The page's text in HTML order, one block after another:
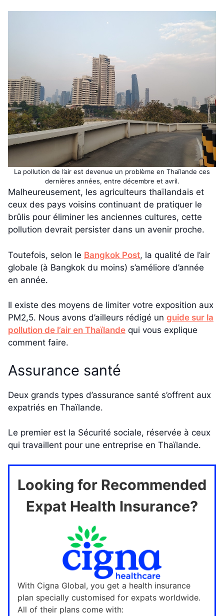
La pollution de l’air est devenue un problème en Thaïlande ces
dernières années, entre décembre et avril.
Malheureusement, les agriculteurs thaïlandais et
ceux des pays voisins continuant de pratiquer le
brûlis pour éliminer les anciennes cultures, cette
pollution devrait persister dans un avenir proche.
Toutefois, selon le Bangkok Post, la qualité de l’air
globale (à Bangkok du moins) s’améliore d’année
en année.
Il existe des moyens de limiter votre exposition aux
PM2,5. Nous avons d’ailleurs rédigé un guide sur la
pollution de l’air en Thaïlande qui vous explique
comment faire.
Assurance santé
Deux grands types d’assurance santé s’offrent aux
expatriés en Thaïlande.
Le premier est la Sécurité sociale, réservée à ceux
qui travaillent pour une entreprise en Thaïlande.
Looking for Recommended
Expat Health Insurance?
With Cigna Global, you get a health insurance
plan specially customised for expats worldwide.
All of their plans come with: